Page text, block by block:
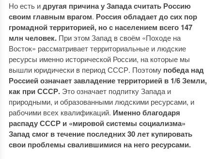
Но есть идругая причина у Запада считать Россию
своим главным врагом. Россия обладает до сих пор
громадной территорией, но с населением всего 147
млн человек.При этом Запад в своём «Походе на
Восток» рассматривает территориальные и людские
ресурсы именно исторической России, на которые мы
вышли юридически в период СССР. Поэтому победа над
Россией означает завладение территорией в 1/6 Земли,
как при СССР. Это означает подпитку Запада и
природными, и образованными людскими ресурсами, и
рабочими всех квалификаций. Именно благодаря
распаду СССР и «мировой системы социализма»
Запад смог в течение последних 30 лет купировать
свои проблемы свалившимися на него ресурсами.